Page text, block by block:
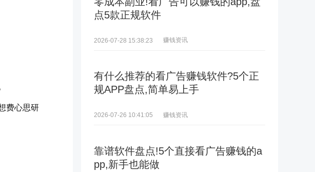
费心思研
点5款正规软件
2026-07-28 15:38:23 赚钱资讯
有什么推荐的看广告赚钱软件?5个正
规APP盘点,简单易上手
2026-07-26 10:41:05 赚钱资讯
靠谱软件盘点!5个直接看广告赚钱的a
pp,新手也能做